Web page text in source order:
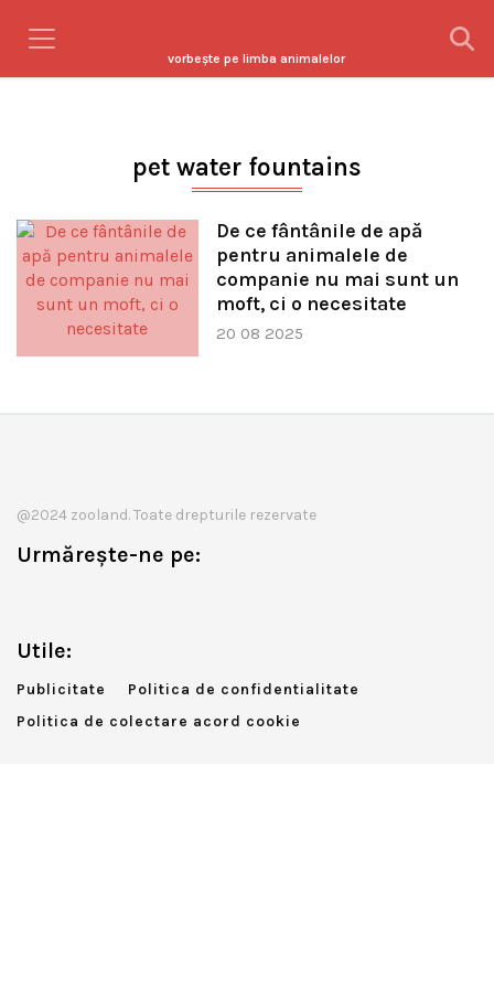
vorbeşte pe limba animalelor
pet water fountains
De ce fântânile de apă
pentru animalele de
companie nu mai sunt un
moft, ci o necesitate
20 08 2025
@2024 zooland. Toate drepturile rezervate
Urmărește-ne pe:
Utile:
Publicitate
Politica de confidentialitate
Politica de colectare acord cookie